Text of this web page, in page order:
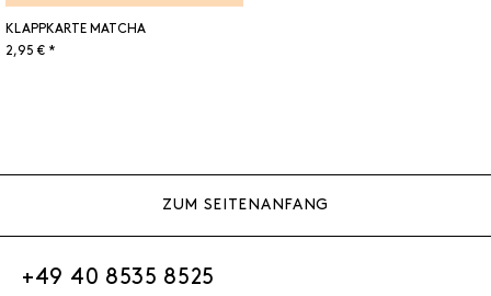
KLAPPKARTE MATCHA
2,95 € *
ZUM SEITENANFANG
+49 40 8535 8525